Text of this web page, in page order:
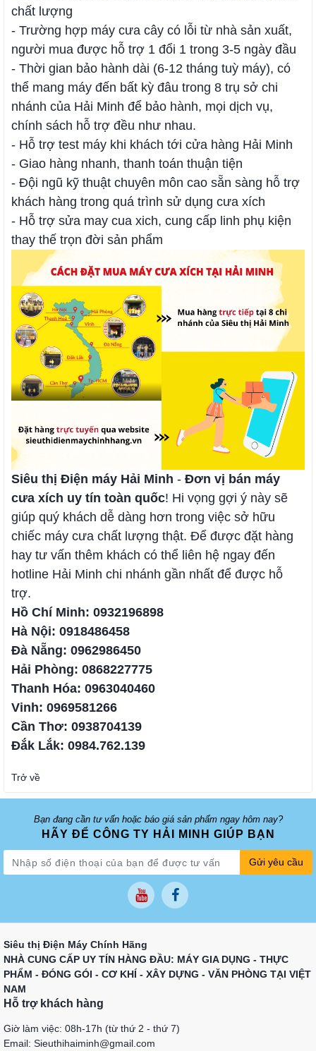
chất lượng
- Trường hợp máy cưa cây có lỗi từ nhà sản xuất,
người mua được hỗ trợ 1 đổi 1 trong 3-5 ngày đầu
- Thời gian bảo hành dài (6-12 tháng tuỳ máy), có
thể mang máy đến bất kỳ đâu trong 8 trụ sở chi
nhánh của Hải Minh để bảo hành, mọi dịch vụ,
chính sách hỗ trợ đều như nhau.
- Hỗ trợ test máy khi khách tới cửa hàng Hải Minh
- Giao hàng nhanh, thanh toán thuận tiện
- Đội ngũ kỹ thuật chuyên môn cao sẵn sàng hỗ trợ
khách hàng trong quá trình sử dụng cưa xích
- Hỗ trợ sửa may cua xich, cung cấp linh phụ kiện
thay thế trọn đời sản phẩm
Siêu thị Điện máy Hải Minh - Đơn vị bán máy
cưa xích uy tín toàn quốc! Hi vọng gợi ý này sẽ
giúp quý khách dễ dàng hơn trong việc sở hữu
chiếc máy cưa chất lượng thật. Để được đặt hàng
hay tư vấn thêm khách có thể liên hệ ngay đến
hotline Hải Minh chi nhánh gần nhất để được hỗ
trợ.
Hồ Chí Minh: 0932196898
Hà Nội: 0918486458
Đà Nẵng: 0962986450
Hải Phòng: 0868227775
Thanh Hóa: 0963040460
Vinh: 0969581266
Cần Thơ: 0938704139
Đắk Lắk: 0984.762.139
Trở về
Bạn đang cần tư vấn hoặc báo giá sản phẩm ngay hôm nay?
HÃY ĐỂ CÔNG TY HẢI MINH GIÚP BẠN
Gửi yêu cầu
Siêu thị Điện Máy Chính Hãng
NHÀ CUNG CẤP UY TÍN HÀNG ĐẦU: MÁY GIA DỤNG - THỰC
PHẨM - ĐÓNG GÓI - CƠ KHÍ - XÂY DỰNG - VĂN PHÒNG TẠI VIỆT
NAM
Hỗ trợ khách hàng
Giờ làm việc: 08h-17h (từ thứ 2 - thứ 7)
Email: Sieuthihaiminh@gmail.com